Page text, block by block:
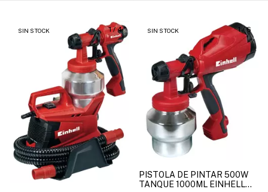
1/4
SIN STOCK 1/6
SIN STOCK
PISTOLA DE PINTAR 500W
TANQUE 1000ML EINHELL